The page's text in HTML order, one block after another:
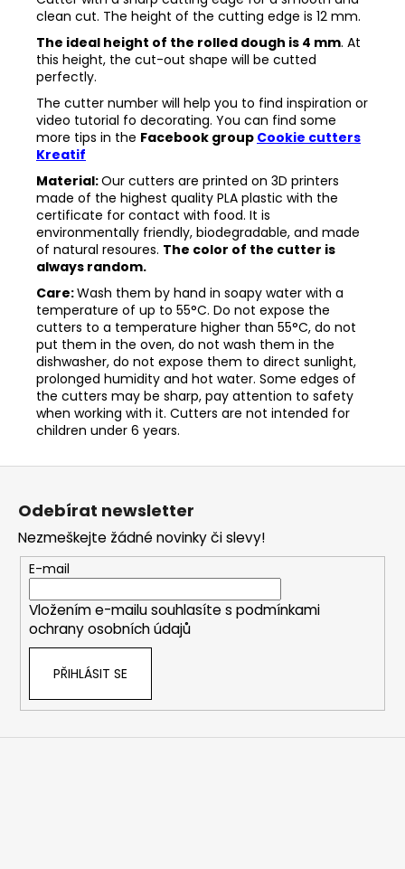
clean cut. The height of the cutting edge is 12 mm.
The ideal height of the rolled dough is 4 mm. At
this height, the cut-out shape will be cutted
perfectly.
The cutter number will help you to find inspiration or
video tutorial fo decorating. You can find some
more tips in the Facebook group Cookie cutters
Kreatif
Material:Our cutters are printed on 3D printers
made of the highest quality PLA plastic with the
certificate for contact with food. It is
environmentally friendly, biodegradable, and made
of natural resoures. The color of the cutter is
always random.
Care:Wash them by hand in soapy water with a
temperature of up to 55°C. Do not expose the
cutters to a temperature higher than 55°C, do not
put them in the oven, do not wash them in the
dishwasher, do not expose them to direct sunlight,
prolonged humidity and hot water. Some edges of
the cutters may be sharp, pay attention to safety
when working with it. Cutters are not intended for
children under 6 years.
Z
Odebírat newsletter
Nezmeškejte žádné novinky či slevy!
E-mail
Vložením e-mailu souhlasíte s podmínkami
ochrany osobních údajů
PŘIHLÁSIT SE